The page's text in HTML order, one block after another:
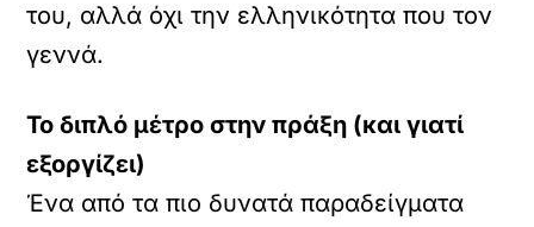
του, αλλά όχι την ελληνικότητα που τον
γεννά.
Το διπλό μέτρο στην πράξη (και γιατί
εξοργίζει)
Ένα από τα πιο δυνατά παραδείγματα